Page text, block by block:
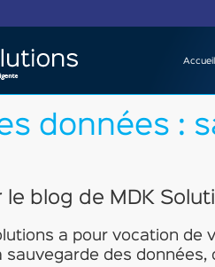
Accueil
données :
le blog de MDK
a pour vocation
sauvegarde des